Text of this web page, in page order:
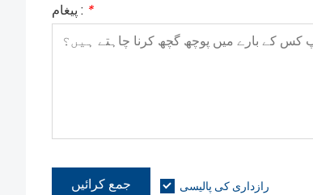
پیغام : *
جمع کرائیں رازداری کی پالیسی